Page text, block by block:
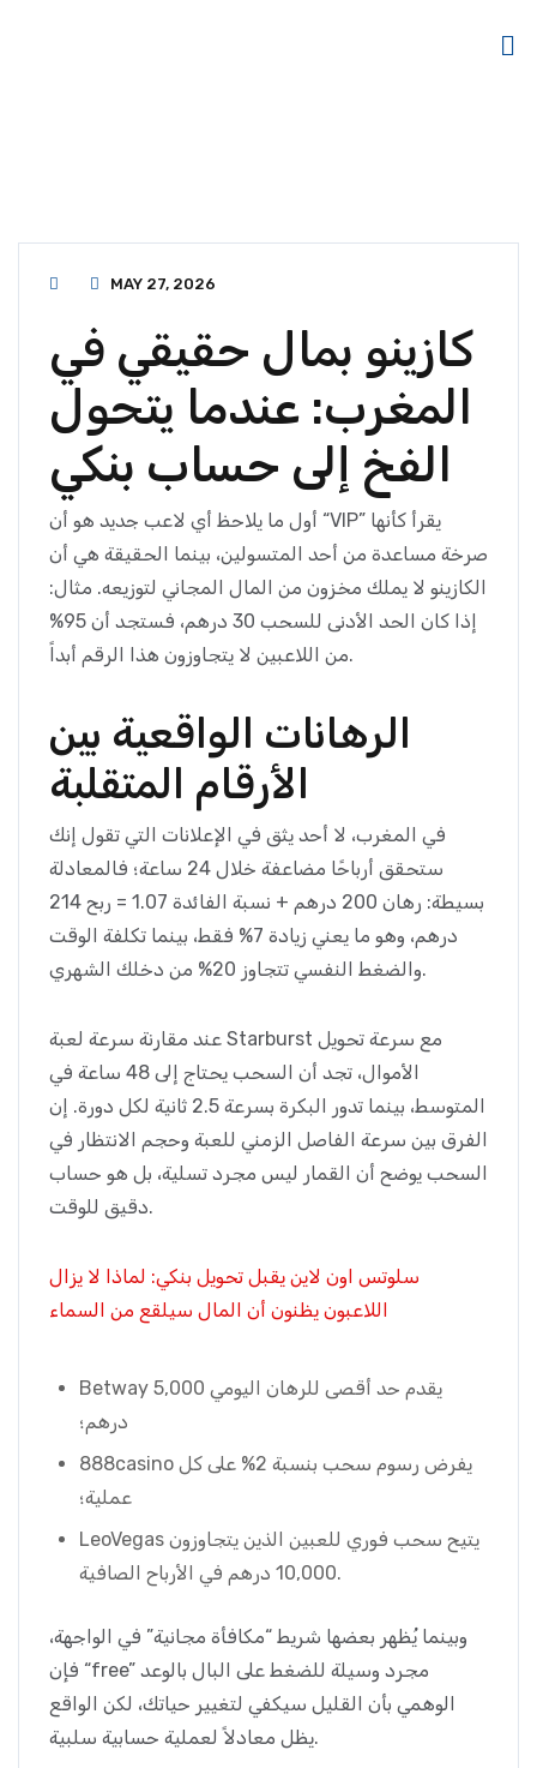
MAY 27, 2026
كازينو بمال حقيقي في
المغرب: عندما يتحول
الفخ إلى حساب بنكي
أول ما يلاحظ أي لاعب جديد هو أن “VIP” يقرأ كأنها
صرخة مساعدة من أحد المتسولين، بينما الحقيقة هي أن
الكازينو لا يملك مخزون من المال المجاني لتوزيعه. مثال:
إذا كان الحد الأدنى للسحب 30 درهم، فستجد أن 95%
من اللاعبين لا يتجاوزون هذا الرقم أبداً.
الرهانات الواقعية بين
الأرقام المتقلبة
في المغرب، لا أحد يثق في الإعلانات التي تقول إنك
ستحقق أرباحًا مضاعفة خلال 24 ساعة؛ فالمعادلة
بسيطة: رهان 200 درهم + نسبة الفائدة 1.07 = ربح 214
درهم، وهو ما يعني زيادة 7% فقط، بينما تكلفة الوقت
والضغط النفسي تتجاوز 20% من دخلك الشهري.
عند مقارنة سرعة لعبة Starburst مع سرعة تحويل
الأموال، تجد أن السحب يحتاج إلى 48 ساعة في
المتوسط، بينما تدور البكرة بسرعة 2.5 ثانية لكل دورة. إن
الفرق بين سرعة الفاصل الزمني للعبة وحجم الانتظار في
السحب يوضح أن القمار ليس مجرد تسلية، بل هو حساب
دقيق للوقت.
سلوتس اون لاين يقبل تحويل بنكي: لماذا لا يزال
اللاعبون يظنون أن المال سيلقع من السماء
Betway يقدم حد أقصى للرهان اليومي 5,000
درهم؛
888casino يفرض رسوم سحب بنسبة 2% على كل
عملية؛
LeoVegas يتيح سحب فوري للعبين الذين يتجاوزون
10,000 درهم في الأرباح الصافية.
وبينما يُظهر بعضها شريط “مكافأة مجانية” في الواجهة،
فإن “free” مجرد وسيلة للضغط على البال بالوعد
الوهمي بأن القليل سيكفي لتغيير حياتك، لكن الواقع
يظل معادلاً لعملية حسابية سلبية.